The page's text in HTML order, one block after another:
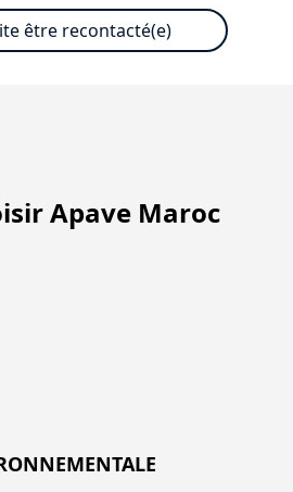
être recontacté(e)
Apave Maroc